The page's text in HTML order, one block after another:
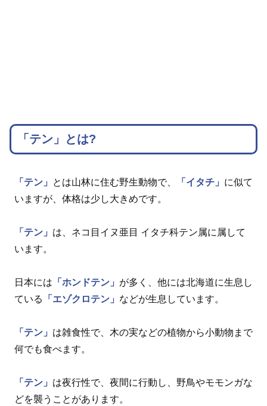
「テン」とは?
「テン」 とは山林に住む野生動物で、 「イタチ」 に似て
いますが、体格は少し大きめです。
「テン」 は、ネコ目イヌ亜目 イタチ科テン属に属して
います。
日本には 「ホンドテン」 が多く、他には北海道に生息し
ている
「エゾクロテン」 などが生息しています。
「テン」 は雑食性で、木の実などの植物から小動物まで
何でも食べます。
「テン」 は夜行性で、夜間に行動し、野鳥やモモンガな
どを襲うことがあります。